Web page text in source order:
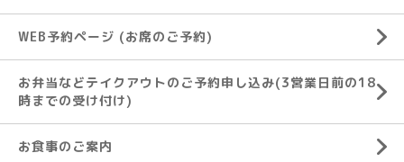
WEB予約ページ (お席のご予約)
お弁当などテイクアウトのご予約申し込み(3営業日前の18
時までの受け付け)
お食事のご案内